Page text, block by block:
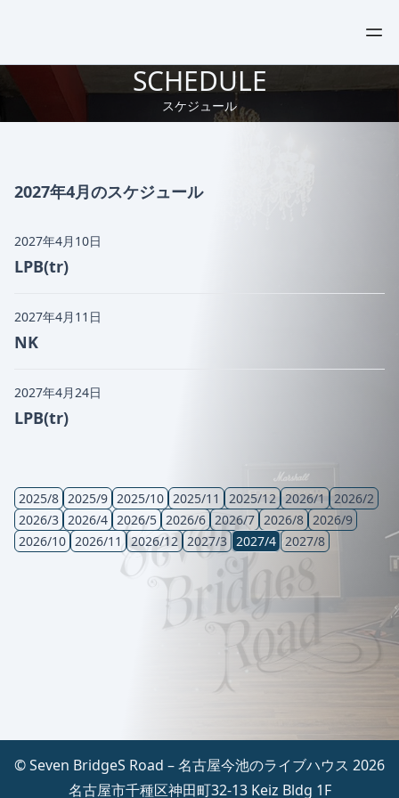
SCHEDULE
スケジュール
2027年4月のスケジュール
2027年4月10日
LPB(tr)
2027年4月11日
NK
2027年4月24日
LPB(tr)
2025/8 2025/9 2025/10 2025/11 2025/12 2026/1
2026/2
2026/3 2026/4 2026/5 2026/6 2026/7 2026/8 2026/9
2026/10 2026/11 2026/12 2027/3 2027/4 2027/8
© Seven BridgeS Road – 名古屋今池のライブハウス 2026
名古屋市千種区神田町32-13 Keiz Bldg 1F